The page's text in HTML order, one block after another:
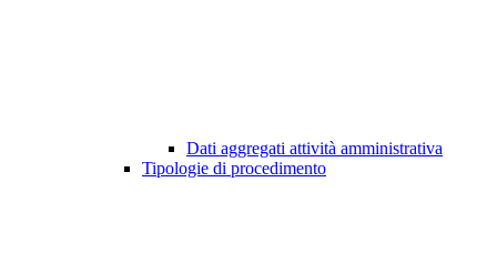
Dati aggregati attività amministrativa
Tipologie di procedimento